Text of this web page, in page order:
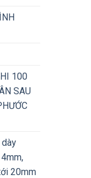
100
SAU
20mm